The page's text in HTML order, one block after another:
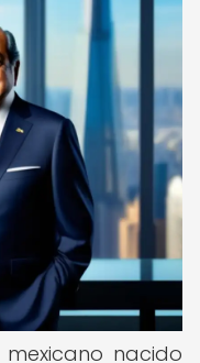
mexicano nacido